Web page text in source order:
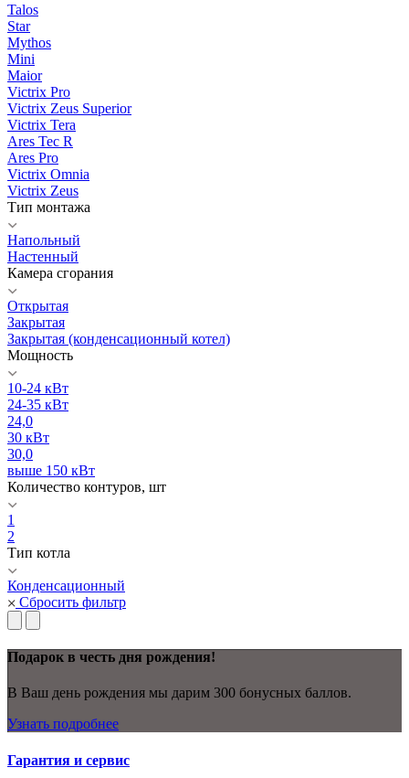
Talos
Star
Mythos
Mini
Maior
Victrix Pro
Victrix Zeus Superior
Victrix Tera
Ares Tec R
Ares Pro
Victrix Omnia
Victrix Zeus
Тип монтажа
Напольный
Настенный
Камера сгорания
Открытая
Закрытая
Закрытая (конденсационный котел)
Мощность
10-24 кВт
24-35 кВт
24,0
30 кВт
30,0
выше 150 кВт
Количество контуров, шт
1
2
Тип котла
Конденсационный
Сбросить фильтр
Подарок в честь дня рождения!
В Ваш день рождения мы дарим 300 бонусных баллов.
Узнать подробнее
Гарантия и сервис